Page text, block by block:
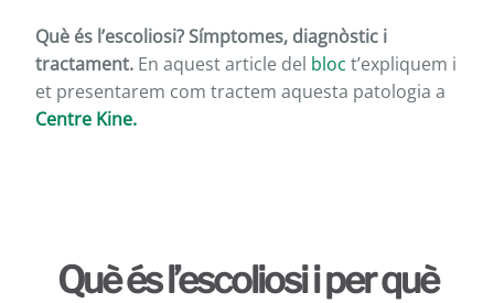
Què és l’escoliosi? Símptomes, diagnòstic i
tractament.En aquest article del bloc t’expliquem i
et presentarem com tractem aquesta patologia a
Centre Kine.
Què és l’escoliosi i per què